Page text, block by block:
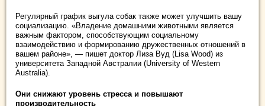
Регулярный график выгула собак также может улучшить вашу
социализацию. «Владение домашними животными является
важным фактором, способствующим социальному
взаимодействию и формированию дружественных отношений в
вашем районе», — пишет доктор Лиза Вуд (Lisa Wood) из
университета Западной Австралии (University of Western
Australia).
Они снижают уровень стресса и повышают
производительность